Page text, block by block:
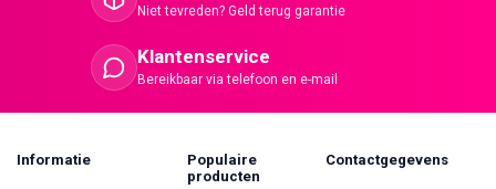
Niet tevreden? Geld terug garantie
Klantenservice
Bereikbaar via telefoon en e-mail
Informatie
Populaire
producten
Contactgegevens